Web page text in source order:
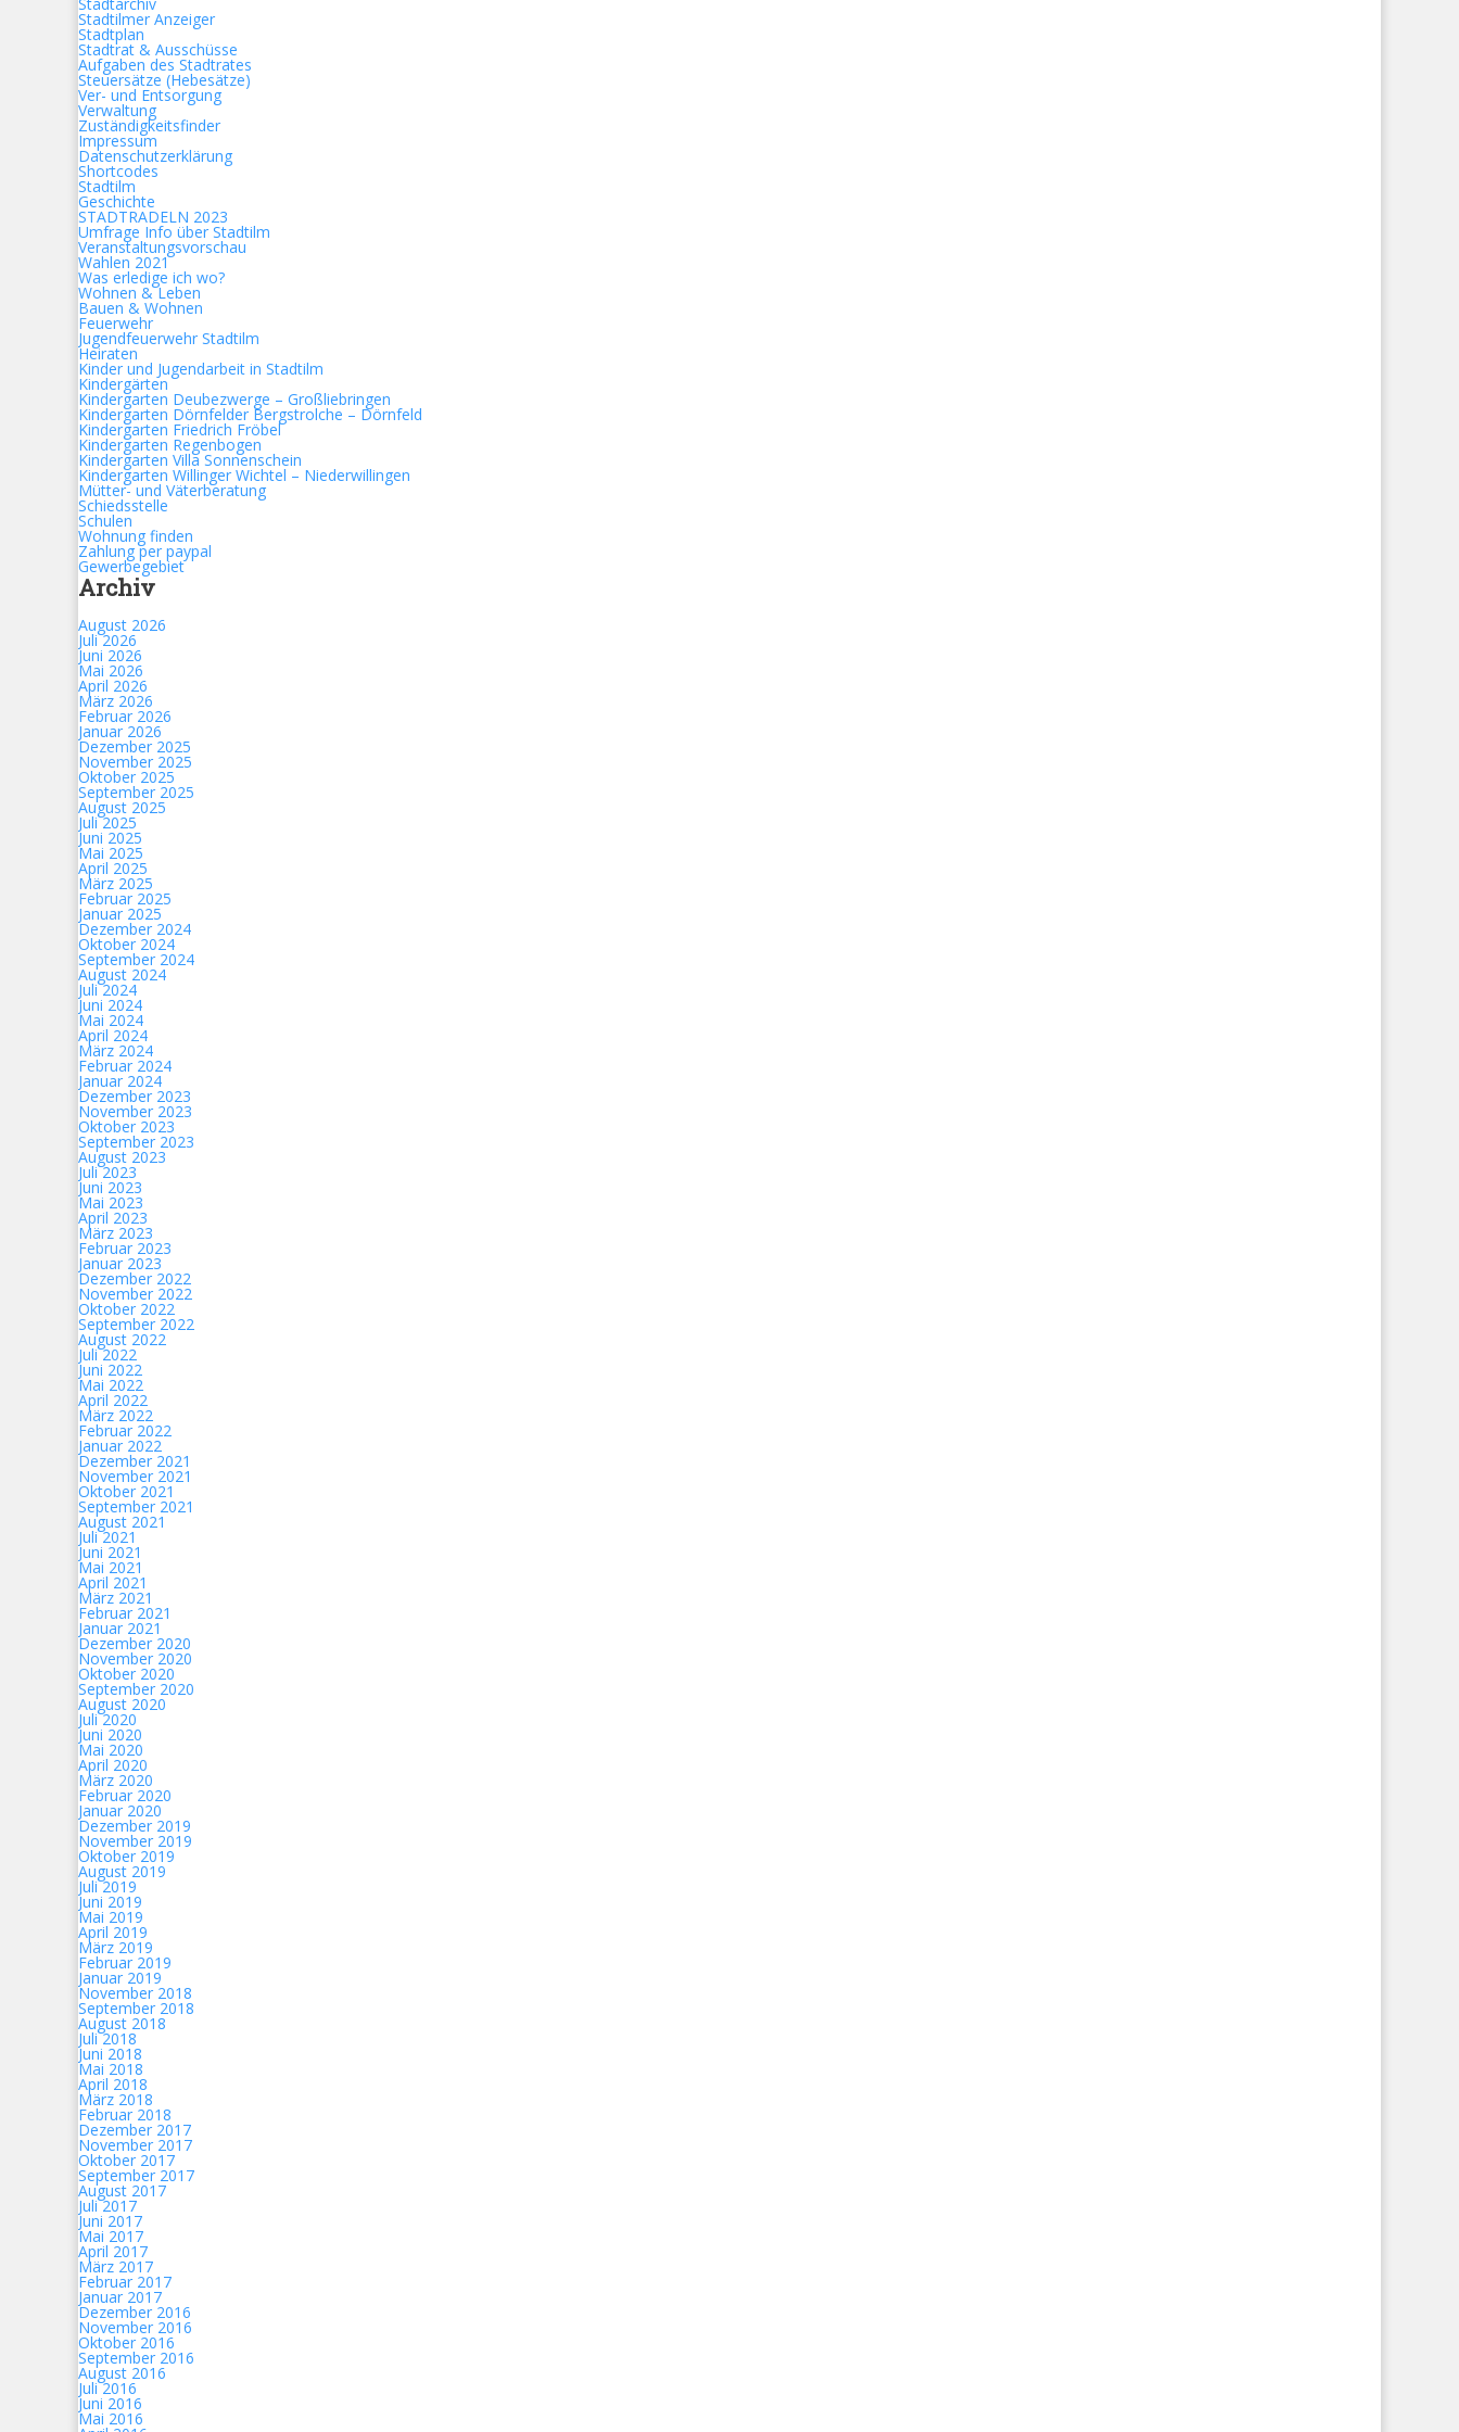
Stadtilmer Anzeiger
Stadtplan
Stadtrat & Ausschüsse
Aufgaben des Stadtrates
Steuersätze (Hebesätze)
Ver- und Entsorgung
Verwaltung
Zuständigkeitsfinder
Impressum
Datenschutzerklärung
Shortcodes
Stadtilm
Geschichte
STADTRADELN 2023
Umfrage Info über Stadtilm
Veranstaltungsvorschau
Wahlen 2021
Was erledige ich wo?
Wohnen & Leben
Bauen & Wohnen
Feuerwehr
Jugendfeuerwehr Stadtilm
Heiraten
Kinder und Jugendarbeit in Stadtilm
Kindergärten
Kindergarten Deubezwerge – Großliebringen
Kindergarten Dörnfelder Bergstrolche – Dörnfeld
Kindergarten Friedrich Fröbel
Kindergarten Regenbogen
Kindergarten Villa Sonnenschein
Kindergarten Willinger Wichtel – Niederwillingen
Mütter- und Väterberatung
Schiedsstelle
Schulen
Wohnung finden
Zahlung per paypal
Gewerbegebiet
Archiv
August 2026
Juli 2026
Juni 2026
Mai 2026
April 2026
März 2026
Februar 2026
Januar 2026
Dezember 2025
November 2025
Oktober 2025
September 2025
August 2025
Juli 2025
Juni 2025
Mai 2025
April 2025
März 2025
Februar 2025
Januar 2025
Dezember 2024
Oktober 2024
September 2024
August 2024
Juli 2024
Juni 2024
Mai 2024
April 2024
März 2024
Februar 2024
Januar 2024
Dezember 2023
November 2023
Oktober 2023
September 2023
August 2023
Juli 2023
Juni 2023
Mai 2023
April 2023
März 2023
Februar 2023
Januar 2023
Dezember 2022
November 2022
Oktober 2022
September 2022
August 2022
Juli 2022
Juni 2022
Mai 2022
April 2022
März 2022
Februar 2022
Januar 2022
Dezember 2021
November 2021
Oktober 2021
September 2021
August 2021
Juli 2021
Juni 2021
Mai 2021
April 2021
März 2021
Februar 2021
Januar 2021
Dezember 2020
November 2020
Oktober 2020
September 2020
August 2020
Juli 2020
Juni 2020
Mai 2020
April 2020
März 2020
Februar 2020
Januar 2020
Dezember 2019
November 2019
Oktober 2019
August 2019
Juli 2019
Juni 2019
Mai 2019
April 2019
März 2019
Februar 2019
Januar 2019
November 2018
September 2018
August 2018
Juli 2018
Juni 2018
Mai 2018
April 2018
März 2018
Februar 2018
Dezember 2017
November 2017
Oktober 2017
September 2017
August 2017
Juli 2017
Juni 2017
Mai 2017
April 2017
März 2017
Februar 2017
Januar 2017
Dezember 2016
November 2016
Oktober 2016
September 2016
August 2016
Juli 2016
Juni 2016
Mai 2016